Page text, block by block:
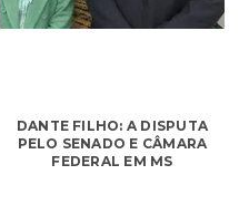
DANTE FILHO: A DISPUTA
PELO SENADO E CÂMARA
FEDERAL EM MS